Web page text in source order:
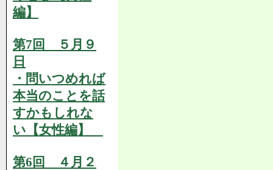
編】
第7回 ５月９
日
・問いつめれば
本当のことを話
すかもしれな
い【女性編】
第6回 ４月２